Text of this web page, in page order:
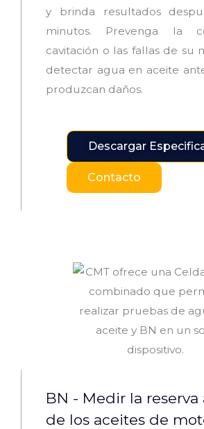
y brinda resultados
minutos. Prevenga la
cavitación o las fallas de su
detectar agua en aceite
produzcan daños.
Descargar
Contacto
BN - Medir la reserva
de los aceites de